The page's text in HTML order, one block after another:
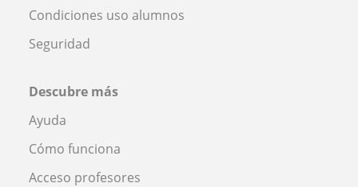
Condiciones uso alumnos
Seguridad
Descubre más
Ayuda
Cómo funciona
Acceso profesores